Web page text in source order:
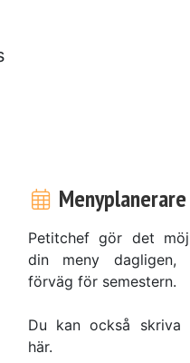
Menyplanerare
Petitchef gör det
din meny
förväg för semestern.
Du kan också skriva
här.